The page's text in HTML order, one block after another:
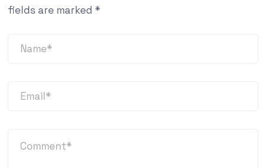
fields are marked *